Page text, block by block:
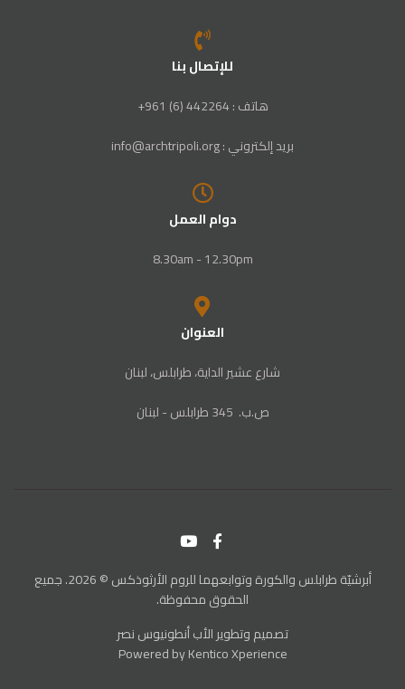
للإتصال بنا
هاتف : 442264 (6) 961+
بريد إلكتروني : info@archtripoli.org
دوام العمل
8.30am - 12.30pm
العنوان
شارع عشير الداية، طرابلس، لبنان
ص‭.‬ب. ‬345‭ ‬ طرابلس‭ - ‬لبنان
أبرشيّة طرابلس والكورة وتوابعهما للروم الأرثوذكس © 2026. جميع
الحقوق محفوظة.
تصميم وتطويرالأب أنطونيوس نصر
Powered byKentico Xperience